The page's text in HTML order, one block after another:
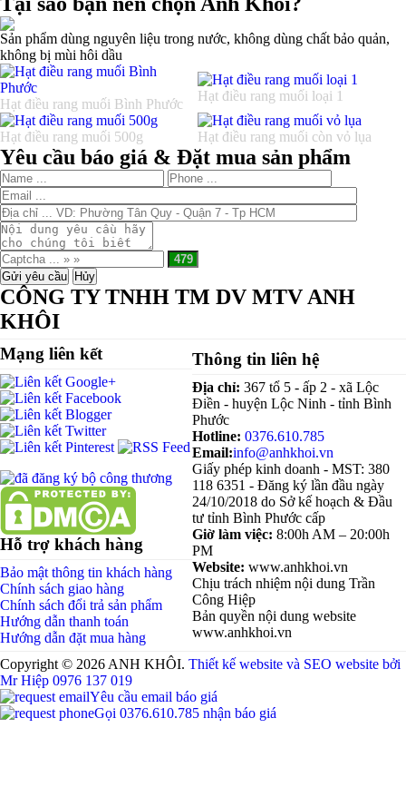
Sản phẩm dùng nguyên liệu trong nước, không dùng chất bảo quản,
không bị mùi hôi dầu
Hạt điều rang muối Bình Phước
Hạt điều rang muối loại 1
Hạt điều rang muối 500g Hạt điều rang muối còn vỏ lụa
Yêu cầu báo giá & Đặt mua sản phẩm
CÔNG TY TNHH TM DV MTV ANH
KHÔI
Mạng liên kết
Hỗ trợ khách hàng
Bảo mật thông tin khách hàng
Chính sách giao hàng
Chính sách đổi trả sản phẩm
Hướng dẫn thanh toán
Hướng dẫn đặt mua hàng
Thông tin liên hệ
Địa chỉ: 367 tổ 5 - ấp 2 - xã Lộc
Điền - huyện Lộc Ninh - tỉnh Bình
Phước
Hotline: 0376.610.785
Email:info@anhkhoi.vn
Giấy phép kinh doanh - MST: 380
118 6351 - Đăng ký lần đầu ngày
24/10/2018 do Sở kế hoạch & Đầu
tư tỉnh Bình Phước cấp
Giờ làm việc: 8:00h AM – 20:00h
PM
Website: www.anhkhoi.vn
Chịu trách nhiệm nội dung Trần
Công Hiệp
Bản quyền nội dung website
www.anhkhoi.vn
Copyright © 2026 ANH KHÔI. Thiết kế website và SEO website bởi
Mr Hiệp 0976 137 019
Yêu cầu email báo giá
Gọi 0376.610.785 nhận báo giá